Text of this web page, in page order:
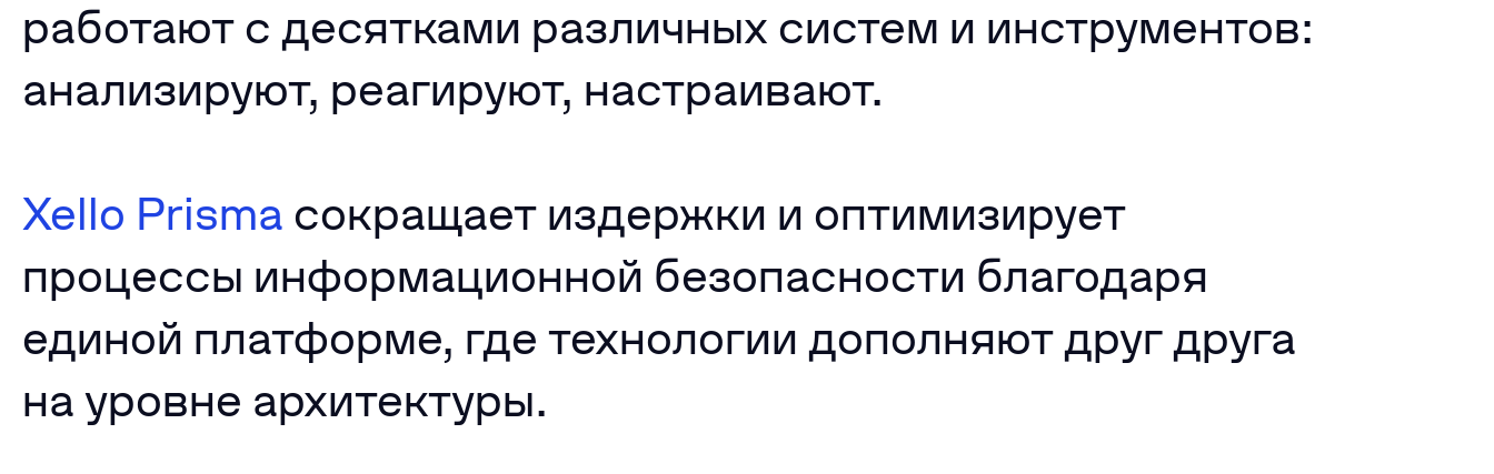
работают с десятками различных систем и инструментов:
анализируют, реагируют, настраивают.
Xello Prisma сокращает издержки и оптимизирует
процессы информационной безопасности благодаря
единой платформе, где технологии дополняют друг друга
на уровне архитектуры.